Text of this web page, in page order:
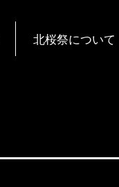
北桜祭について